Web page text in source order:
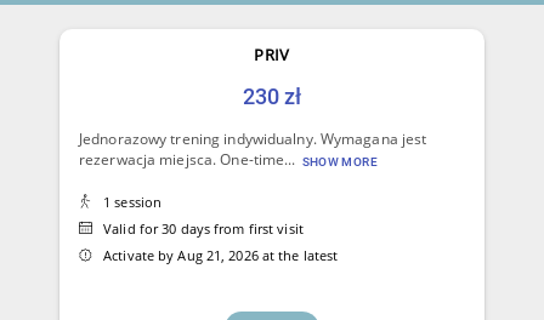
PRIV
230 zł
Jednorazowy trening indywidualny. Wymagana jest
rezerwacja miejsca. One-time... SHOW MORE
1 session
Valid for 30 days from first visit
Activate by Aug 21, 2026 at the latest